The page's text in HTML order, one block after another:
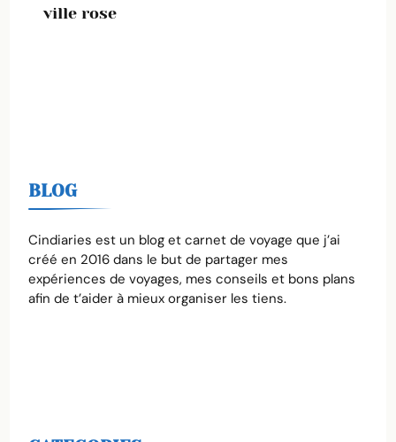
ville rose
BLOG
Cindiaries est un blog et carnet de voyage que j’ai
créé en 2016 dans le but de partager mes
expériences de voyages, mes conseils et bons plans
afin de t’aider à mieux organiser les tiens.